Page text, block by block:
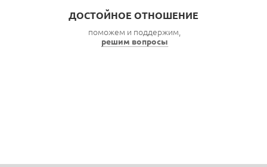
ДОСТОЙНОЕ ОТНОШЕНИЕ
поможем и поддержим,
решим вопросы